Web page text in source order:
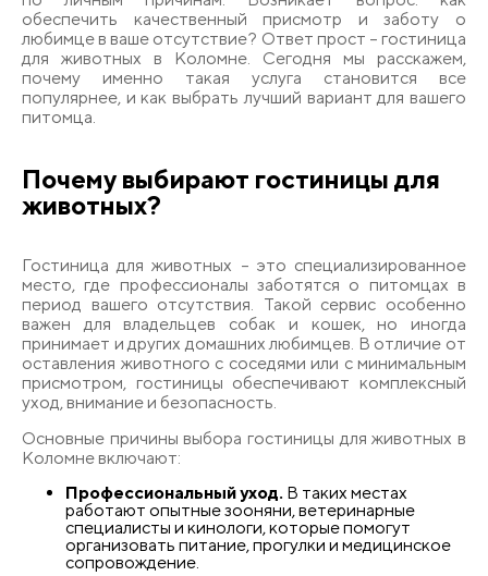
обеспечить качественный присмотр и заботу о
любимце в ваше отсутствие? Ответ прост – гостиница
для животных в Коломне. Сегодня мы расскажем,
почему именно такая услуга становится все
популярнее, и как выбрать лучший вариант для вашего
питомца.
Почему выбирают гостиницы для
животных?
Гостиница для животных – это специализированное
место, где профессионалы заботятся о питомцах в
период вашего отсутствия. Такой сервис особенно
важен для владельцев собак и кошек, но иногда
принимает и других домашних любимцев. В отличие от
оставления животного с соседями или с минимальным
присмотром, гостиницы обеспечивают комплексный
уход, внимание и безопасность.
Основные причины выбора гостиницы для животных в
Коломне включают:
Профессиональный уход. В таких местах
работают опытные зооняни, ветеринарные
специалисты и кинологи, которые помогут
организовать питание, прогулки и медицинское
сопровождение.